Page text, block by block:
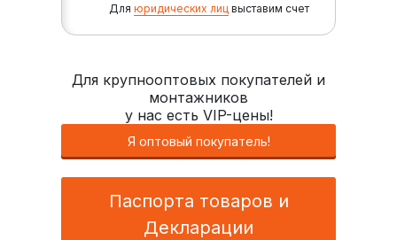
Дляюридических лиц выставим счет
Для крупнооптовых покупателей и
монтажников
у нас есть VIP-цены!
Я оптовый покупатель!
Паспорта товаров и
Декларации